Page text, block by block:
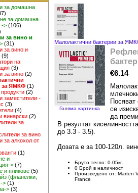
за домашна
за домашна
-> (106)
за вино и
(31)
за вино и
(9)
на
(3)
за вино (2)
за ЯМКФ (1)
(2)
заместители -
(3)
(4)
винарски (2)
за
за вино
за алкохол от
(1)
и
> (7)
и пликове (5)
(фланелки,
> (1)
> (3)
Малолактични бактерии за
Голяма картинка
€6.14
Посяват
се
да
В резултат
до 3.3 - 3.5).
Дозата е за 100-120л.
Бруто тегло: 0.05кг.
0 Брой в наличност
Произведено от: Marten
France